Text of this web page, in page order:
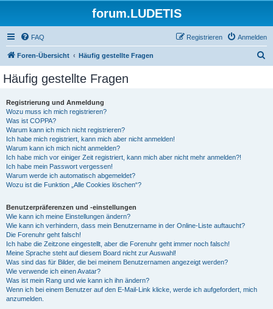
forum.LUDETIS
FAQ Anmelden
Registrieren
Foren-Übersicht Häufig gestellte Fragen
Häufig gestellte Fragen
Registrierung und Anmeldung
Wozu muss ich mich registrieren?
Was ist COPPA?
Warum kann ich mich nicht registrieren?
Ich habe mich registriert, kann mich aber nicht anmelden!
Warum kann ich mich nicht anmelden?
Ich habe mich vor einiger Zeit registriert, kann mich aber nicht mehr anmelden?!
Ich habe mein Passwort vergessen!
Warum werde ich automatisch abgemeldet?
Wozu ist die Funktion „Alle Cookies löschen“?
Benutzerpräferenzen und -einstellungen
Wie kann ich meine Einstellungen ändern?
Wie kann ich verhindern, dass mein Benutzername in der Online-Liste auftaucht?
Die Forenuhr geht falsch!
Ich habe die Zeitzone eingestellt, aber die Forenuhr geht immer noch falsch!
Meine Sprache steht auf diesem Board nicht zur Auswahl!
Was sind das für Bilder, die bei meinem Benutzernamen angezeigt werden?
Wie verwende ich einen Avatar?
Was ist mein Rang und wie kann ich ihn ändern?
Wenn ich bei einem Benutzer auf den E-Mail-Link klicke, werde ich aufgefordert, mich
anzumelden.